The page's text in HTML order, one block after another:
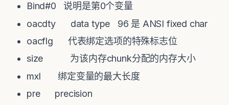
Bind#0 说明是第0个变量
oacdty data type 96 是 ANSI fixed char
oacflg 代表绑定选项的特殊标志位
size 为该内存chunk分配的内存大小
mxl 绑定变量的最大长度
pre precision